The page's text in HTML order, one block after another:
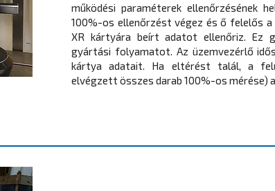
működési paraméterek ellenőrzésének
100%-os ellenőrzést végez és ő felelős a
XR kártyára beírt adatot ellenőriz. Ez
gyártási folyamatot. Az üzemvezérlő
kártya adatait. Ha eltérést talál, a
elvégzett összes darab 100%-os mérése)